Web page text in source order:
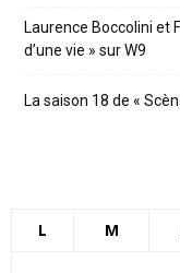
Laurence Boccolini et
d’une vie » sur W9
La saison 18 de «
L M